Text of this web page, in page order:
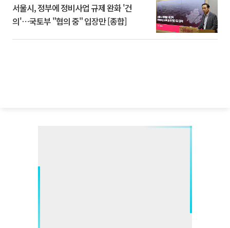
서울시, 정부에 정비사업 규제 완화 '건
의'⋯국토부 "협의 중" 입장만 [종합]